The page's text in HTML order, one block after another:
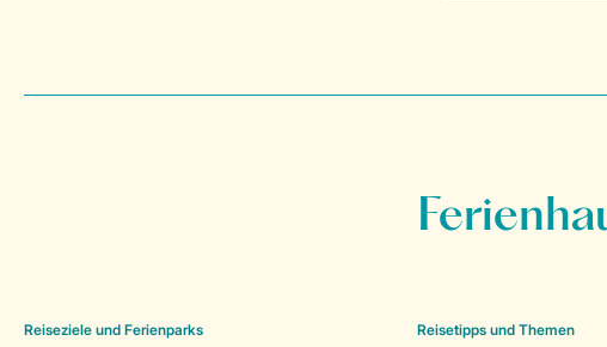
Reiseziele und Ferienparks Reisetipps und Themen